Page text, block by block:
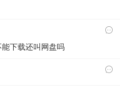
下载还叫网盘吗